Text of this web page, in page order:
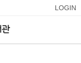
LOGIN